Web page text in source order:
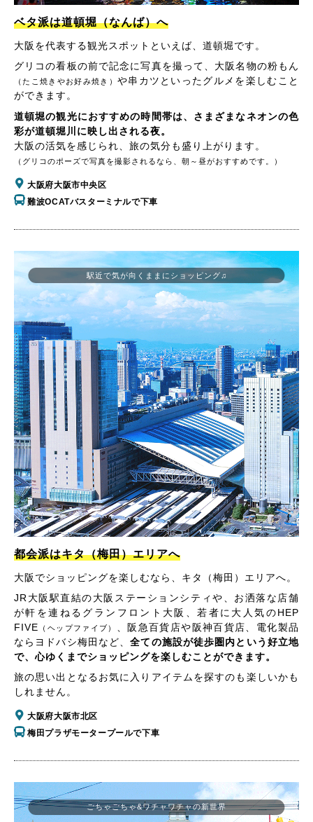
ベタ派は道頓堀（なんば）へ
大阪を代表する観光スポットといえば、道頓堀です。
グリコの看板の前で記念に写真を撮って、大阪名物の粉もん
（たこ焼きやお好み焼き） や串カツといったグルメを楽しむこと
ができます。
道頓堀の観光におすすめの時間帯は、さまざまなネオンの色
彩が道頓堀川に映し出される夜。
大阪の活気を感じられ、旅の気分も盛り上がります。
（グリコのポーズで写真を撮影されるなら、朝～昼がおすすめです。）
大阪府大阪市中央区
難波OCATバスターミナルで下車
都会派はキタ（梅田）エリアへ
大阪でショッピングを楽しむなら、キタ（梅田）エリアへ。
JR大阪駅直結の大阪ステーションシティや、お洒落な店舗
が軒を連ねるグランフロント大阪、若者に大人気のHEP
FIVE （ヘップファイブ）
、阪急百貨店や阪神百貨店、電化製品
ならヨドバシ梅田など、全ての施設が徒歩圏内という好立地
で、心ゆくまでショッピングを楽しむことができます。
旅の思い出となるお気に入りアイテムを探すのも楽しいかも
しれません。
大阪府大阪市北区
梅田プラザモータープールで下車
駅近で気が向くままにショッピング♫
ごちゃごちゃ&ワチャワチャの新世界